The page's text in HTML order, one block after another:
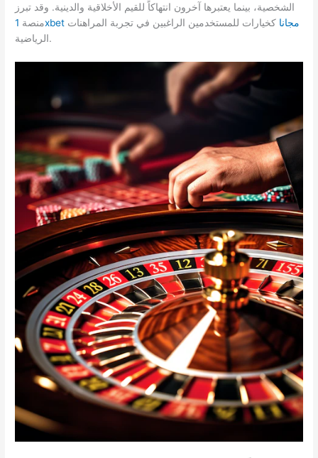
الشخصية، بينما يعتبرها آخرون انتهاكاً للقيم الأخلاقية والدينية. وقد تبرز
منصة
1xbet مجانا كخيارات للمستخدمين الراغبين في تجربة المراهنات
الرياضية.